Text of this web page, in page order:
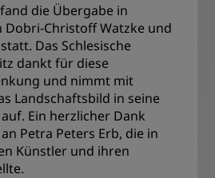
die Übergabe in
Dobri-Christoff Watzke und
Das Schlesische
dankt für diese
und nimmt mit
Landschaftsbild in seine
Ein herzlicher Dank
Petra Peters Erb, die in
Künstler und ihren